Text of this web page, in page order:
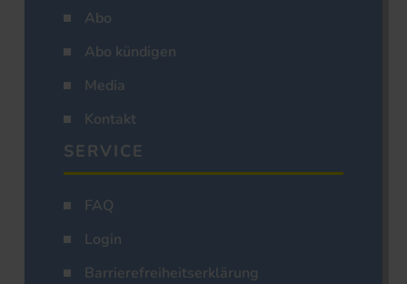
Abo
Abo kündigen
Media
Kontakt
SERVICE
FAQ
Login
Barrierefreiheitserklärung